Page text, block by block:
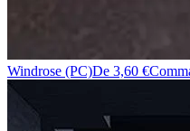
Windrose (PC)De 3,60 €